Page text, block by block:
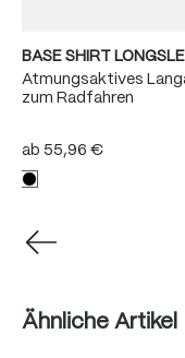
BASE SHIRT
Atmungsaktives
zum Radfahren
ab 55,96 €
Produktgalerie
Ähnliche Artikel